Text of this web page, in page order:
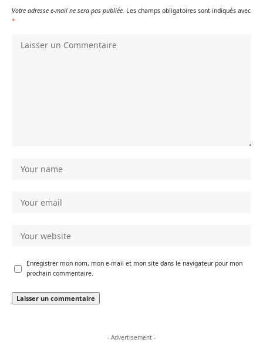
Votre adresse e-mail ne sera pas publiée. Les champs obligatoires sont indiqués avec
*
Enregistrer mon nom, mon e-mail et mon site dans le navigateur pour mon
prochain commentaire.
- Advertisement -